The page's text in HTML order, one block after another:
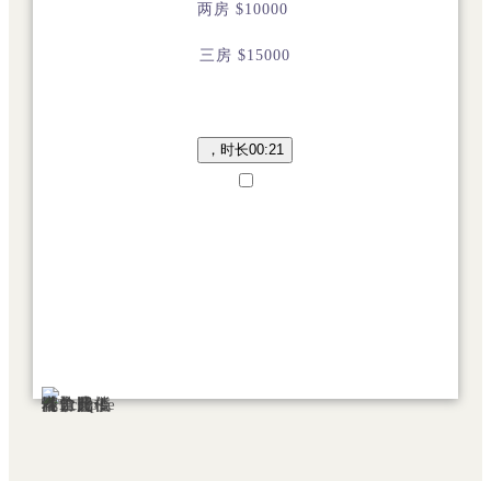
两房 $10000
三房 $15000
，时长00:21